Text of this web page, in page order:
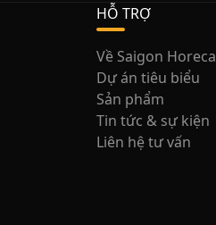
HỖ TRỢ
Về Saigon Horeca
Dự án tiêu biểu
Sản phẩm
Tin tức & sự kiện
Liên hệ tư vấn